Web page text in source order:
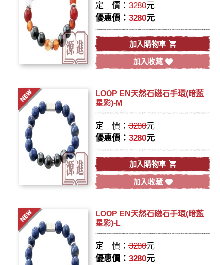
定 價：3280元
優惠價： 3280元
加入購物車
加入收藏
LOOP EN天然石磁石手環(暗藍
星彩)-M
定 價：3280元
優惠價： 3280元
加入購物車
加入收藏
LOOP EN天然石磁石手環(暗藍
星彩)-L
定 價：3280元
優惠價： 3280元